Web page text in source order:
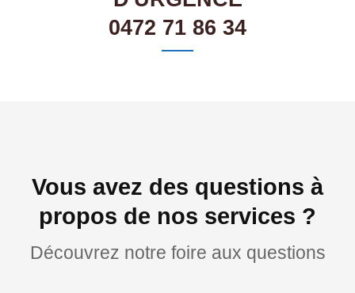
0472 71 86 34
Vous avez des questions à
propos de nos services ?
Découvrez notre foire aux questions